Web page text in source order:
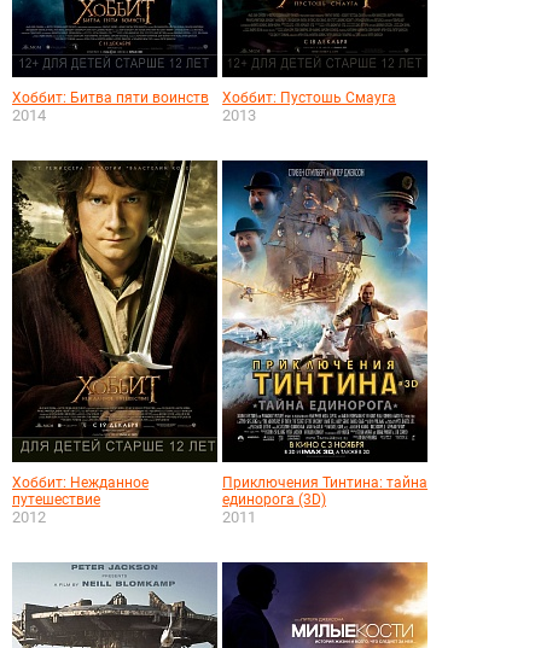
Хоббит: Битва пяти воинств
2014
Хоббит: Пустошь Смауга
2013
Хоббит: Нежданное
путешествие
2012
Приключения Тинтина: тайна
единорога (3D)
2011